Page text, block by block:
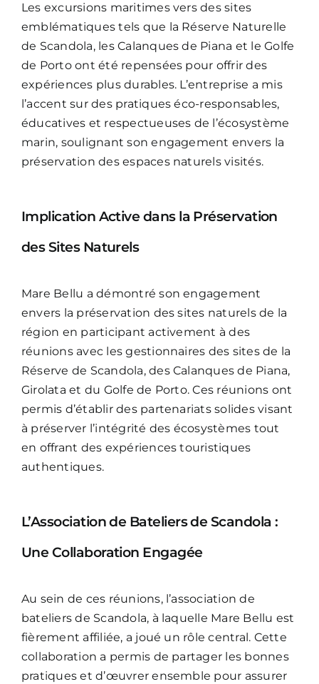
Les excursions maritimes vers des sites
emblématiques tels que la Réserve Naturelle
de Scandola, les Calanques de Piana et le Golfe
de Porto ont été repensées pour offrir des
expériences plus durables. L’entreprise a mis
l’accent sur des pratiques éco-responsables,
éducatives et respectueuses de l’écosystème
marin, soulignant son engagement envers la
préservation des espaces naturels visités.
Implication Active dans la Préservation
des Sites Naturels
Mare Bellu a démontré son engagement
envers la préservation des sites naturels de la
région en participant activement à des
réunions avec les gestionnaires des sites de la
Réserve de Scandola, des Calanques de Piana,
Girolata et du Golfe de Porto. Ces réunions ont
permis d’établir des partenariats solides visant
à préserver l’intégrité des écosystèmes tout
en offrant des expériences touristiques
authentiques.
L’Association de Bateliers de Scandola :
Une Collaboration Engagée
Au sein de ces réunions, l’association de
bateliers de Scandola, à laquelle Mare Bellu est
fièrement affiliée, a joué un rôle central. Cette
collaboration a permis de partager les bonnes
pratiques et d’œuvrer ensemble pour assurer